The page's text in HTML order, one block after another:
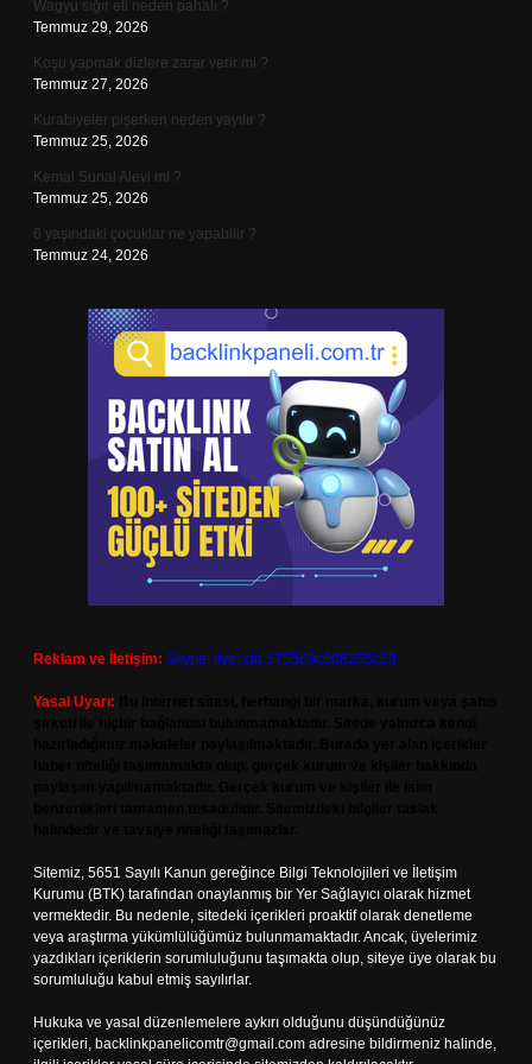
Wagyu sığır eti neden pahalı ?
Temmuz 29, 2026
Koşu yapmak dizlere zarar verir mi ?
Temmuz 27, 2026
Kurabiyeler pişerken neden yayılır ?
Temmuz 25, 2026
Kemal Sunal Alevi mi ?
Temmuz 25, 2026
6 yaşındaki çocuklar ne yapabilir ?
Temmuz 24, 2026
Reklam ve İletişim: Skype: live:.cid.575569c608265c69
Yasal Uyarı:
Sitemiz, 5651 Sayılı Kanun gereğince Bilgi Teknolojileri ve İletişim
Kurumu (BTK) tarafından onaylanmış bir Yer Sağlayıcı olarak hizmet
vermektedir. Bu nedenle, sitedeki içerikleri proaktif olarak denetleme
veya araştırma yükümlülüğümüz bulunmamaktadır. Ancak, üyelerimiz
yazdıkları içeriklerin sorumluluğunu taşımakta olup, siteye üye olarak bu
sorumluluğu kabul etmiş sayılırlar.
Hukuka ve yasal düzenlemelere aykırı olduğunu düşündüğünüz
içerikleri, backlinkpanelicomtr@gmail.com adresine bildirmeniz halinde,